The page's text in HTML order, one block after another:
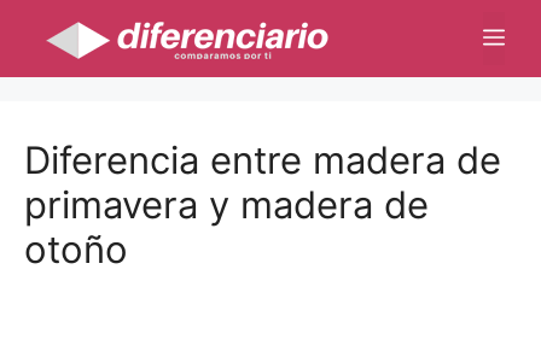
contenido
Diferencia entre madera de
primavera y madera de
otoño